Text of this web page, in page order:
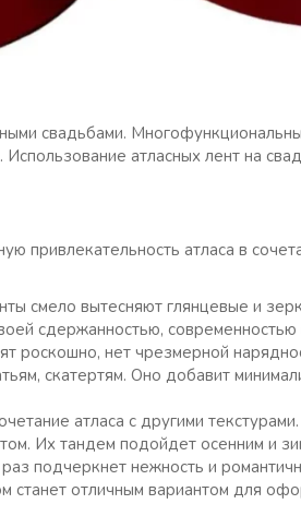
свадьбами.
атласных лент на
привлекательность атласа в
смело вытесняют глянцевые и
сдержанностью,
роскошно, нет чрезмерной
скатертям. Оно добавит
атласа с другими
Их тандем подойдет осенним и
подчеркнет нежность и
станет отличным вариантом для